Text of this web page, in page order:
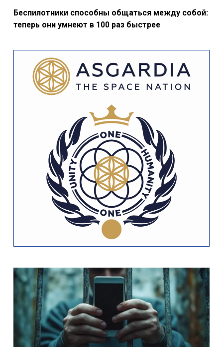
Беспилотники способны общаться между собой:
теперь они умнеют в 100 раз быстрее